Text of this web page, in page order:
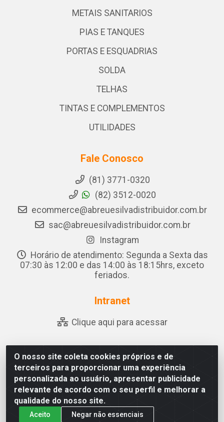
O nosso site coleta cookies próprios e de
terceiros para proporcionar uma experiência
personalizada ao usuário, apresentar publicidade
relevante de acordo com o seu perfil e melhorar a
qualidade do nosso site.
Aceito Negar não essenciais
METAIS SANITARIOS
PIAS E TANQUES
PORTAS E ESQUADRIAS
SOLDA
TELHAS
TINTAS E COMPLEMENTOS
UTILIDADES
Fale Conosco
(81) 3771-0320
(82) 3512-0020
ecommerce@abreuesilvadistribuidor.com.br
sac@abreuesilvadistribuidor.com.br
Instagram
Horário de atendimento: Segunda a Sexta das
07:30 às 12:00 e das 14:00 às 18:15hrs, exceto
feriados.
Intranet
Clique aqui para acessar
Abreu & Silva - Rua Padre Jose de Souza Leite, 265 - Ariado,
Olho D'Água das Flores/AL - CEP 57.442-000 - CNPJ
04.790.656/0001-06